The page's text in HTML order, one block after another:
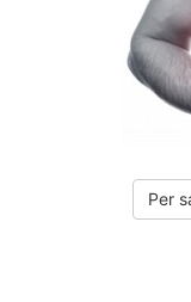
Per